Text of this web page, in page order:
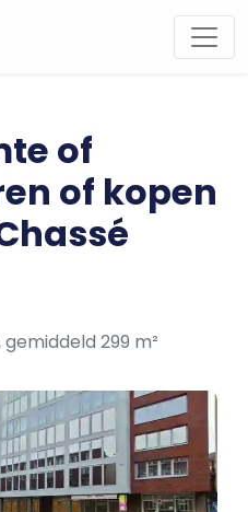
of
of kopen
299 m²